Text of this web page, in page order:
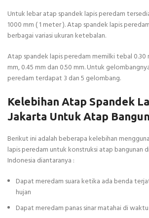
Untuk lebar atap spandek lapis peredam
1000 mm ( 1 meter ). Atap spandek lapis
berbagai variasi ukuran ketebalan.
Atap spandek lapis peredam memilki tebal 0.30
mm, 0.45 mm dan 0.50 mm. Untuk
peredam terdapat 3 dan 5 gelombang.
Kelebihan Atap Spandek
Jakarta Untuk Atap
Berikut ini adalah beberapa kelebihan
lapis peredam untuk konstruksi atap bangunan
Indonesia diantaranya :
Dapat meredam suara ketika ada benda
hujan
Dapat meredam panas sinar matahai di